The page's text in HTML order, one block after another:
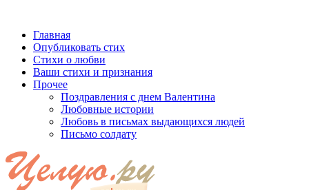
Главная
Опубликовать стих
Стихи о любви
Ваши стихи и признания
Прочее
Поздравления с днем Валентина
Любовные истории
Любовь в письмах выдающихся людей
Письмо солдату